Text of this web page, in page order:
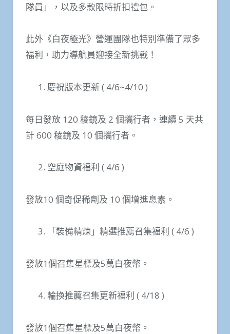
隊員」，以及多款限時折扣禮包。
此外《白夜極光》營運團隊也特別準備了眾多
福利，助力導航員迎接全新挑戰！
慶祝版本更新 ( 4/6~4/10 )
每日發放 120 稜鏡及 2 個攜行者，連續 5 天共
計 600 稜鏡及 10 個攜行者。
空庭物資福利 ( 4/6 )
發放10 個奇促稀劑及 10 個增進息素。
「裝備精煉」精選推薦召集福利 ( 4/6 )
發放1個召集星標及5萬白夜幣。
輪換推薦召集更新福利 ( 4/18 )
發放1個召集星標及5萬白夜幣。